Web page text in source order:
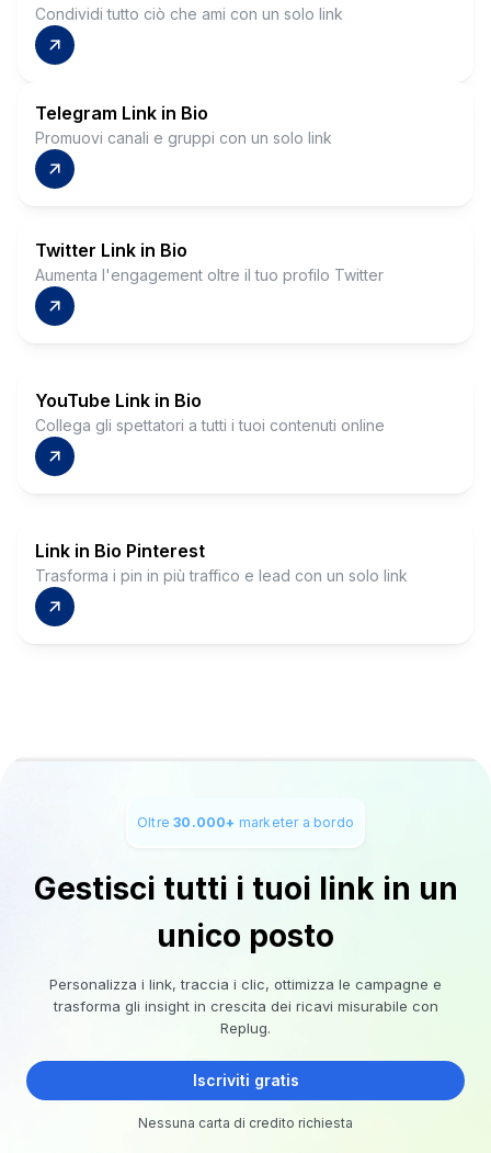
Condividi tutto ciò che ami con un solo link
Telegram Link in Bio
Promuovi canali e gruppi con un solo link
Twitter Link in Bio
Aumenta l'engagement oltre il tuo profilo Twitter
YouTube Link in Bio
Collega gli spettatori a tutti i tuoi contenuti online
Link in Bio Pinterest
Trasforma i pin in più traffico e lead con un solo link
Oltre30.000+ marketer a bordo
Gestisci tutti i tuoi link in un
unico posto
Personalizza i link, traccia i clic, ottimizza le campagne e
trasforma gli insight in crescita dei ricavi misurabile con
Replug.
Iscriviti gratis
Nessuna carta di credito richiesta